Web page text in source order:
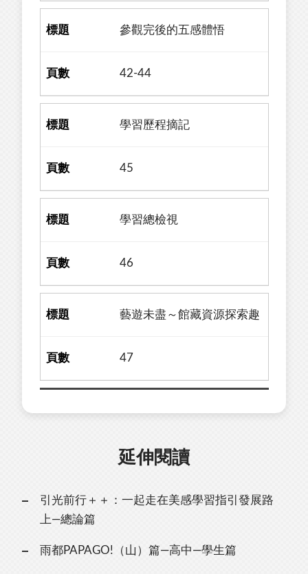
參觀完後的五感體悟
42-44
學習歷程摘記
45
學習總檢視
46
藝遊未盡～館藏資源探索趣
47
延伸閱讀
引光前行＋＋：一起走在美感學習指引發展路
上—總論篇
雨都PAPAGO!（山）篇—高中—學生篇